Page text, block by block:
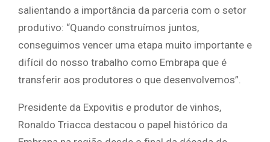
salientando a importância da parceria com o setor
produtivo: “Quando construímos juntos,
conseguimos vencer uma etapa muito importante e
difícil do nosso trabalho como Embrapa que é
transferir aos produtores o que desenvolvemos”.
Presidente da Expovitis e produtor de vinhos,
Ronaldo Triacca destacou o papel histórico da